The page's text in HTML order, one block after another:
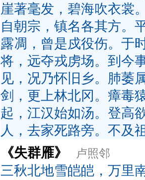
崖著毫发，碧海吹衣裳
自朝宗，镇名各其方。
露凋，曾是戍役伤。于
将，远夺戎虏场。到今
见，况乃怀旧乡。肺萎
剑，更上林北冈。瘴毒
起，江汉始如汤。登高
人，去家死路旁。不及
《失群雁》
卢照邻
三秋北地雪皑皑，万里